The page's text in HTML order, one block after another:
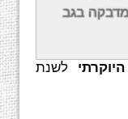
בגב
לשנת